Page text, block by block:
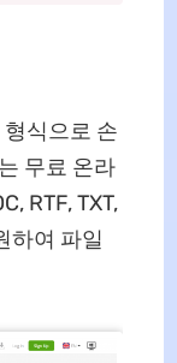
식으로 손
무료 온라
RTF, TXT,
하여 파일